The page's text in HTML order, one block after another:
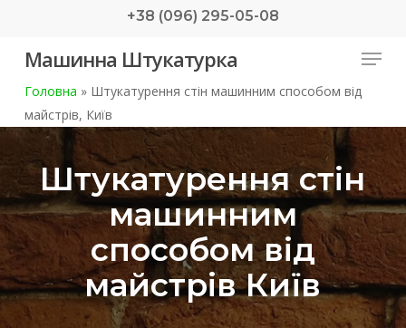
main
+38 (096) 295-05-08
Машинна Штукатурка Menu
Головна »Штукатурення стін машинним способом від
майстрів, Київ
Штукатурення стін
машинним
способом від
майстрів Київ